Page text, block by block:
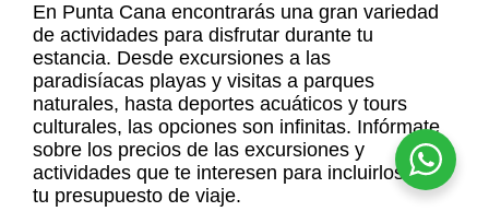
En Punta Cana encontrarás una gran variedad
de actividades para disfrutar durante tu
estancia. Desde excursiones a las
paradisíacas playas y visitas a parques
naturales, hasta deportes acuáticos y tours
culturales, las opciones son infinitas. Infórmate
sobre los precios de las excursiones y
actividades que te interesen para incluirlos en
tu presupuesto de viaje.